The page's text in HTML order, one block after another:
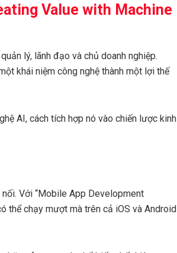
Value with Machine
lý, lãnh đạo và chủ doanh nghiệp.
khái niệm công nghệ thành một lợi thế
AI, cách tích hợp nó vào chiến lược kinh
Với “Mobile App Development
thể chạy mượt mà trên cả iOS và Android